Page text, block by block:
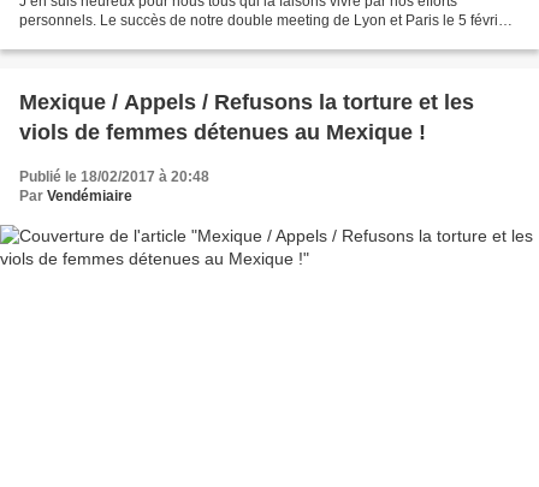
personnels. Le succès de notre double meeting de Lyon et Paris le 5 février
Mexique / Appels / Refusons la torture et les
viols de femmes détenues au Mexique !
Publié le 18/02/2017 à 20:48
Par Vendémiaire